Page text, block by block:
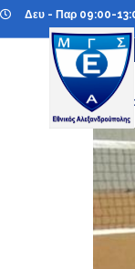
Δευ - Παρ 09:00-